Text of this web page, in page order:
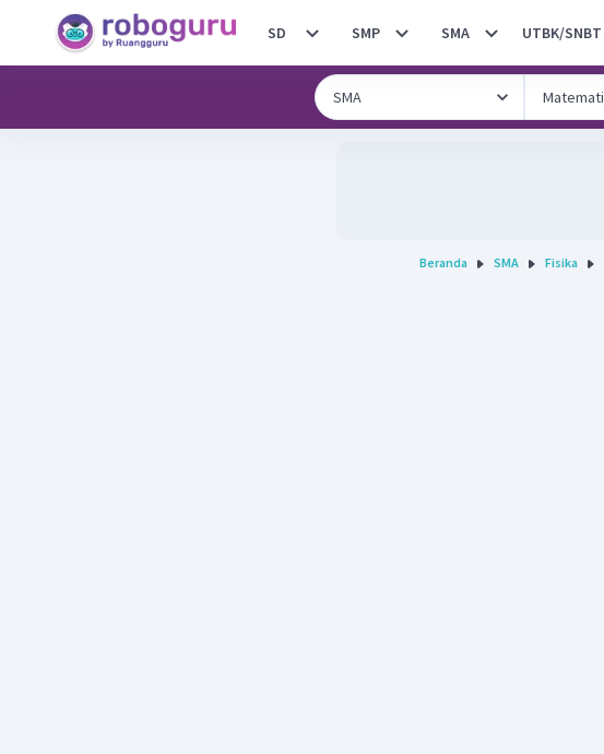
SD SMP SMA UTBK/SNBT
Beranda SMA Fisika